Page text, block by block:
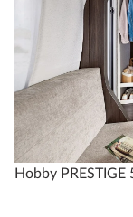
Hobby PRESTIGE